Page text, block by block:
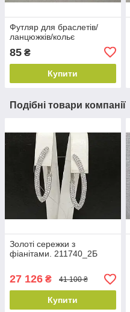
Футляр для браслетів/
ланцюжків/кольє
85 ₴
Купити
Подібні товари компанії
Золоті сережки з
фіанітами. 211740_2Б
27 126 ₴ 41 100 ₴
Купити